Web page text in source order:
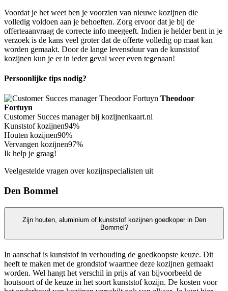
Voordat je het weet ben je voorzien van nieuwe kozijnen die
volledig voldoen aan je behoeften. Zorg ervoor dat je bij de
offerteaanvraag de correcte info meegeeft. Indien je helder bent in je
verzoek is de kans veel groter dat de offerte volledig op maat kan
worden gemaakt. Door de lange levensduur van de kunststof
kozijnen kun je er in ieder geval weer even tegenaan!
Persoonlijke tips nodig?
Theodoor
Fortuyn
Customer Succes manager bij kozijnenkaart.nl
Kunststof kozijnen94%
Houten kozijnen90%
Vervangen kozijnen97%
Ik help je graag!
Veelgestelde vragen over kozijnspecialisten uit
Den Bommel
Zijn houten, aluminium of kunststof kozijnen goedkoper in Den
Bommel?
In aanschaf is kunststof in verhouding de goedkoopste keuze. Dit
heeft te maken met de grondstof waarmee deze kozijnen gemaakt
worden. Wel hangt het verschil in prijs af van bijvoorbeeld de
houtsoort of de keuze in het soort kunststof kozijn. De kosten voor